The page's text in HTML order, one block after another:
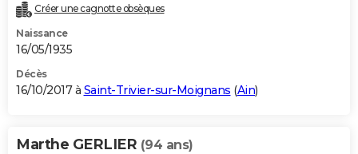
Créer une cagnotte obsèques
Naissance
16/05/1935
Décès
16/10/2017 à Saint-Trivier-sur-Moignans (Ain)
Marthe GERLIER (94 ans)